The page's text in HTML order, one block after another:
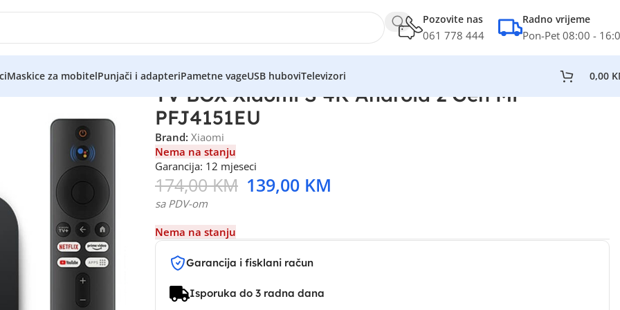
Pozovite nas
061 778 444
Radno vrijeme
Pon-Pet 08:00 -
Maskice za mobitelPunjači i adapteriPametne vageUSB huboviTelevizori 0,00
TV BOX Xiaomi S 4K Android 2 Gen Mi
PFJ4151EU
Brand: Xiaomi
Nema na stanju
Garancija: 12 mjeseci
174,00KM 139,00 KM
sa PDV-om
Nema na stanju
Garancija i fisklani račun
Isporuka do 3 radna dana